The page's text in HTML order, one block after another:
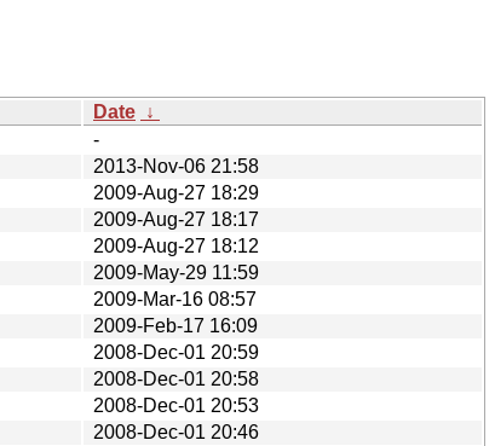
Date ↓
-
2013-Nov-06 21:58
2009-Aug-27 18:29
2009-Aug-27 18:17
2009-Aug-27 18:12
2009-May-29 11:59
2009-Mar-16 08:57
2009-Feb-17 16:09
2008-Dec-01 20:59
2008-Dec-01 20:58
2008-Dec-01 20:53
2008-Dec-01 20:46